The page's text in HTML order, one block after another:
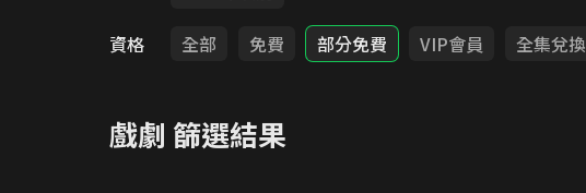
資格
全部 免費 部分免費 VIP會員 全集兌換
戲劇 篩選結果